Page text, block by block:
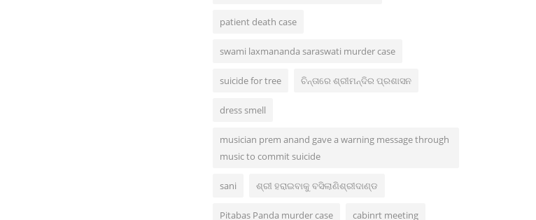
patient death case
swami laxmananda saraswati murder case
suicide for tree ଚିନ୍ତାରେ ଶ୍ରୀମନ୍ଦିର ପ୍ରଶାସନ
dress smell
musician prem anand gave a warning message through
music to commit suicide
sani ଶ୍ରୀ ହରାଇବାକୁ ବସିଲାଣିଶ୍ରୀଦାଣ୍ଡ
Pitabas Panda murder case cabinrt meeting